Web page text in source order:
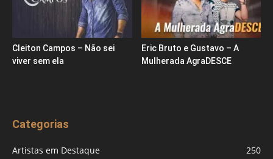
Cleiton Campos – Não sei
viver sem ela
Eric Bruto e Gustavo – A
Mulherada AgraDESCE
Categorias
Artistas em Destaque
250